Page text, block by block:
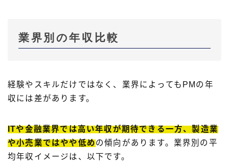
業界別の年収比較
経験やスキルだけではなく、業界によってもPMの年
収には差があります。
ITや金融業界では高い年収が期待できる一方、製造業
や小売業ではやや低めの傾向があります。業界別の平
均年収イメージは、以下です。